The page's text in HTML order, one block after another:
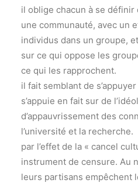
il oblige chacun à se définir
une communauté, avec un
individus dans un groupe,
sur ce qui oppose les
ce qui les rapprochent.
il fait semblant de
s’appuie en fait sur de
d’appauvrissement des
l’université et la recherche.
par l’effet de la « cancel
instrument de censure. Au
leurs partisans empêchent